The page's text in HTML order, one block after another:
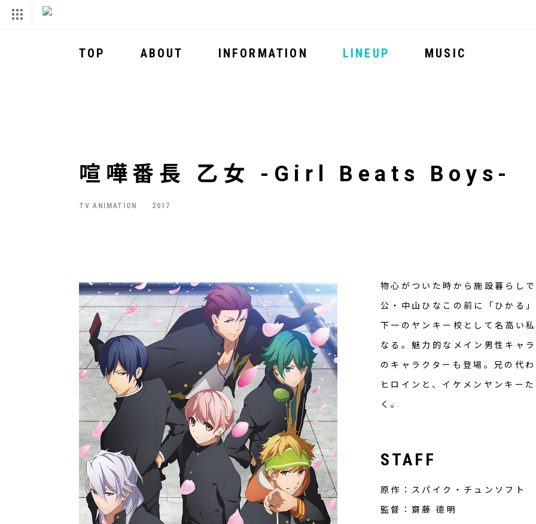
TOP ABOUT INFORMATION LINEUP MUSIC
喧嘩番長 乙女 -Girl Beats Boys-
TV ANIMATION 2017
物心がついた時から施設暮らし
公・中山ひなこの前に「ひかる
下一のヤンキー校として名高い
なる。魅力的なメイン男性キャ
のキャラクターも登場。兄の代
ヒロインと、イケメンヤンキー
く。
STAFF
原作：スパイク・チュンソフト
監督：齋藤 德明